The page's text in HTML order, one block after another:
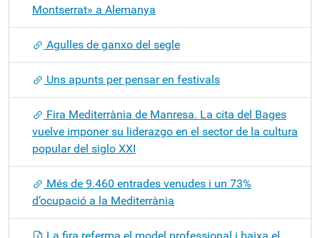
Montserrat» a Alemanya
Agulles de ganxo del segle
Uns apunts per pensar en festivals
Fira Mediterrània de Manresa. La cita del Bages
vuelve imponer su liderazgo en el sector de la cultura
popular del siglo XXI
Més de 9.460 entrades venudes i un 73%
d’ocupació a la Mediterrània